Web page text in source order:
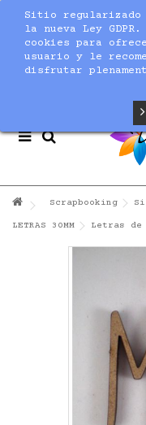
Notice : Undefined
/home/nuevaltm/
on line19
Sitio regularizado
la nueva Ley
cookies para
usuario y le
disfrutar
Scrapbooking
LETRAS 30MM Letras de